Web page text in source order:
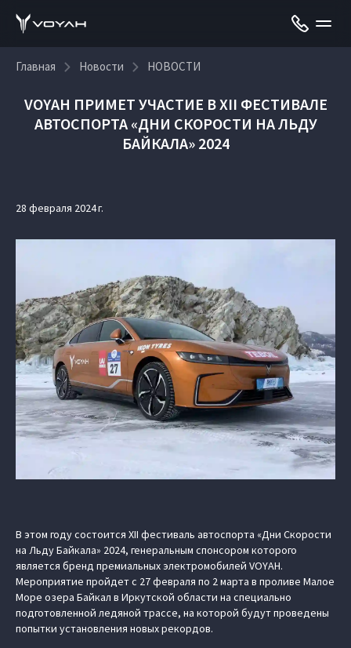
Главная Новости НОВОСТИ
VOYAH ПРИМЕТ УЧАСТИЕ В XII ФЕСТИВАЛЕ
АВТОСПОРТА «ДНИ СКОРОСТИ НА ЛЬДУ
БАЙКАЛА» 2024
28 февраля 2024 г.
В этом году состоится XII фестиваль автоспорта «Дни Скорости
на Льду Байкала» 2024, генеральным спонсором которого
является бренд премиальных электромобилей VOYAH.
Мероприятие пройдет с 27 февраля по 2 марта в проливе Малое
Море озера Байкал в Иркутской области на специально
подготовленной ледяной трассе, на которой будут проведены
попытки установления новых рекордов.